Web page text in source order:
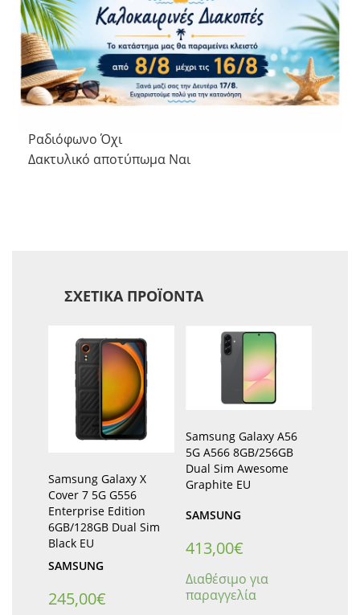
Wi-Fi Hotspot Ναι
NFC Ναι
Λοιπά Χαρακτηριστικά
Αφαιρούμενη Μπαταρία Όχι
Ραδιόφωνο Όχι
Δακτυλικό αποτύπωμα Ναι
ΣΧΕΤΙΚΆ ΠΡΟΪΌΝΤΑ
Samsung Galaxy X
Cover 7 5G G556
Enterprise Edition
6GB/128GB Dual Sim
Black EU
SAMSUNG
245,00€
Samsung Galaxy A56
5G A566 8GB/256GB
Dual Sim Awesome
Graphite EU
SAMSUNG
413,00€
Διαθέσιμο για
παραγγελία